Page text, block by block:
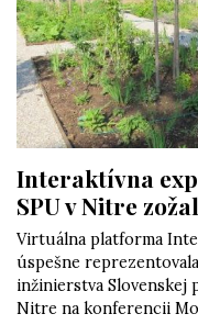
Interaktívna
SPU v Nitre
Virtuálna platforma
úspešne
inžinierstva
Nitre na konferencii